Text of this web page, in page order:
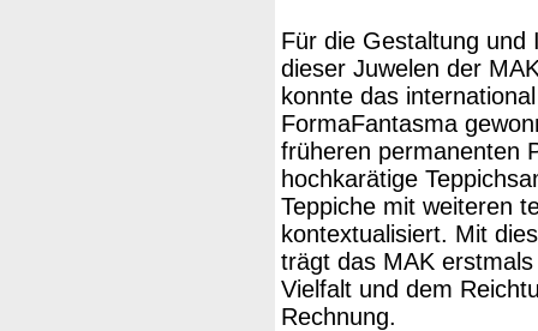
Für die Gestaltung und
dieser Juwelen der
konnte das
FormaFantasma
früheren permanenten
hochkarätige
Teppiche mit weiteren
kontextualisiert. Mit
trägt das MAK
Vielfalt und dem
Rechnung.